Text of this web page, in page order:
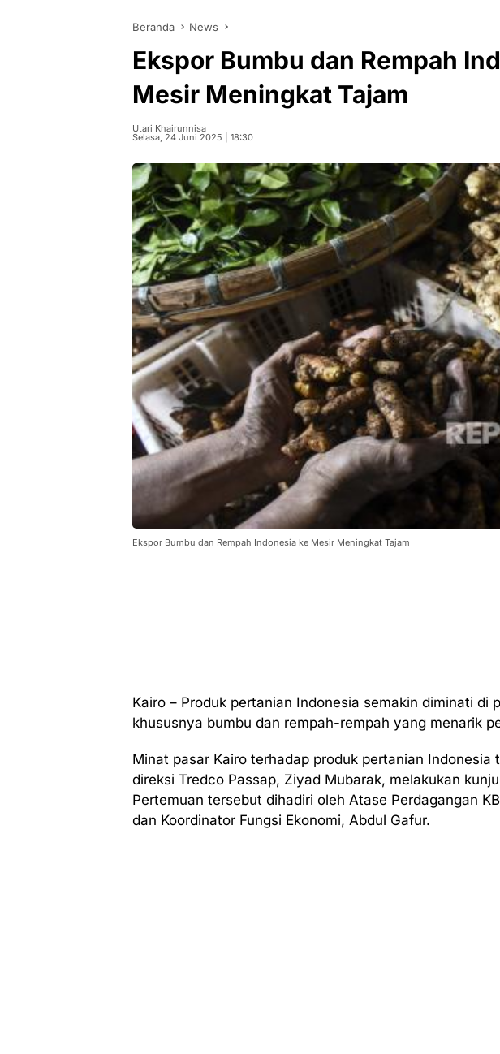
Beranda News
Ekspor Bumbu dan Rempah
Mesir Meningkat Tajam
Utari Khairunnisa
Selasa, 24 Juni 2025 | 18:30
Ekspor Bumbu dan Rempah Indonesia ke Mesir Meningkat Tajam
Kairo – Produk pertanian Indonesia semakin diminati di
khususnya bumbu dan rempah-rempah yang menarik
Minat pasar Kairo terhadap produk pertanian Indonesia
direksi Tredco Passap, Ziyad Mubarak, melakukan
Pertemuan tersebut dihadiri oleh Atase Perdagangan
dan Koordinator Fungsi Ekonomi, Abdul Gafur.